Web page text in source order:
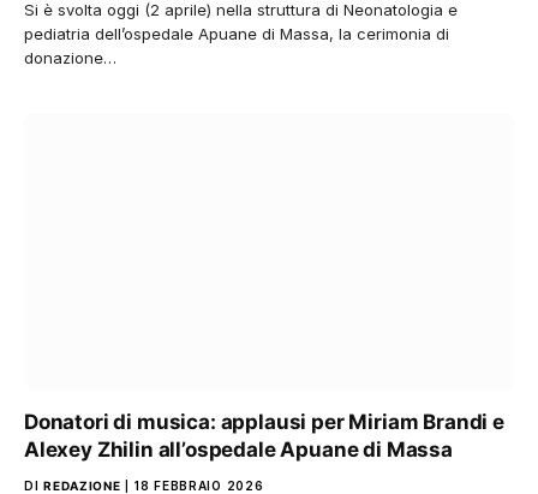
Si è svolta oggi (2 aprile) nella struttura di Neonatologia e
pediatria dell’ospedale Apuane di Massa, la cerimonia di
donazione…
Donatori di musica: applausi per Miriam Brandi e
Alexey Zhilin all’ospedale Apuane di Massa
DI REDAZIONE 18 FEBBRAIO 2026